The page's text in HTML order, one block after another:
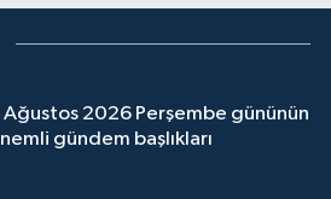
Ağustos 2026 Perşembe gününün
gündem başlıkları